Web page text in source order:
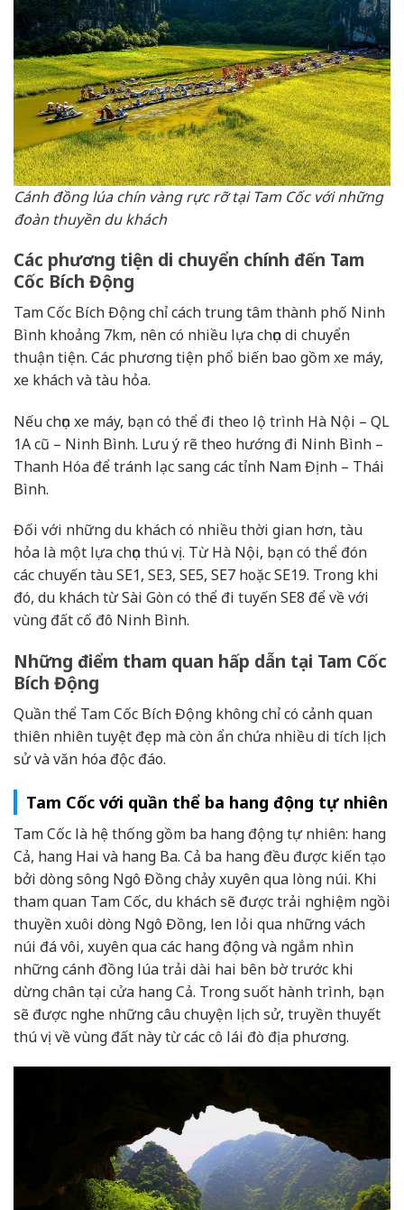
Cánh đồng lúa chín vàng rực rỡ tại Tam Cốc với những
đoàn thuyền du khách
Các phương tiện di chuyển chính đến Tam
Cốc Bích Động
Tam Cốc Bích Động chỉ cách trung tâm thành phố Ninh
Bình khoảng 7km, nên có nhiều lựa chọn di chuyển
thuận tiện. Các phương tiện phổ biến bao gồm xe máy,
xe khách và tàu hỏa.
Nếu chọn xe máy, bạn có thể đi theo lộ trình Hà Nội – QL
1A cũ – Ninh Bình. Lưu ý rẽ theo hướng đi Ninh Bình –
Thanh Hóa để tránh lạc sang các tỉnh Nam Định – Thái
Bình.
Đối với những du khách có nhiều thời gian hơn, tàu
hỏa là một lựa chọn thú vị. Từ Hà Nội, bạn có thể đón
các chuyến tàu SE1, SE3, SE5, SE7 hoặc SE19. Trong khi
đó, du khách từ Sài Gòn có thể đi tuyến SE8 để về với
vùng đất cố đô Ninh Bình.
Những điểm tham quan hấp dẫn tại Tam Cốc
Bích Động
Quần thể Tam Cốc Bích Động không chỉ có cảnh quan
thiên nhiên tuyệt đẹp mà còn ẩn chứa nhiều di tích lịch
sử và văn hóa độc đáo.
Tam Cốc với quần thể ba hang động tự nhiên
Tam Cốc là hệ thống gồm ba hang động tự nhiên: hang
Cả, hang Hai và hang Ba. Cả ba hang đều được kiến tạo
bởi dòng sông Ngô Đồng chảy xuyên qua lòng núi. Khi
tham quan Tam Cốc, du khách sẽ được trải nghiệm ngồi
thuyền xuôi dòng Ngô Đồng, len lỏi qua những vách
núi đá vôi, xuyên qua các hang động và ngắm nhìn
những cánh đồng lúa trải dài hai bên bờ trước khi
dừng chân tại cửa hang Cả. Trong suốt hành trình, bạn
sẽ được nghe những câu chuyện lịch sử, truyền thuyết
thú vị về vùng đất này từ các cô lái đò địa phương.